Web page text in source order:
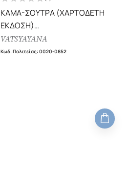
ΚΑΜΑ-ΣΟΥΤΡΑ (ΧΑΡΤΟΔΕΤΗ
ΕΚΔΟΣΗ)
ΤΟ ΕΓΧΕΙΡΙΔΙΟ ΤΟΥ ΕΡΩΤΑ
VATSYAYANA
Κωδ. Πολιτείας:0020-0852